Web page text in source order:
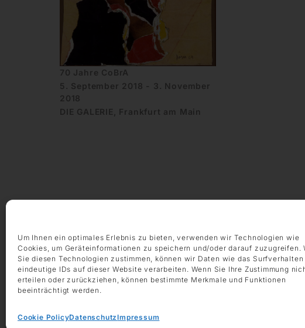
Um Ihnen ein optimales Erlebnis zu bieten, verwenden wir Technologien wie
Cookies, um Geräteinformationen zu speichern und/oder darauf zuzugreifen.
Sie diesen Technologien zustimmen, können wir Daten wie das Surfverhalten
eindeutige IDs auf dieser Website verarbeiten. Wenn Sie Ihre Zustimmung
erteilen oder zurückziehen, können bestimmte Merkmale und Funktionen
beeinträchtigt werden.
Cookie PolicyDatenschutzImpressum
70 Jahre CoBrA
5. September 2018 - 3. November
2018
DIE GALERIE, Frankfurt am Main
Samstag 10:00 – 14:00 Uhr
KONTAKT
+49 69 97 14 71 0
+49 69 97 14 71 20
info @ die-galerie.com